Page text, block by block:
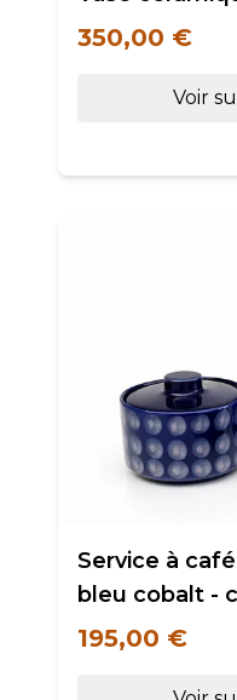
350,00 €
Voir
Service à
bleu cobalt -
195,00 €